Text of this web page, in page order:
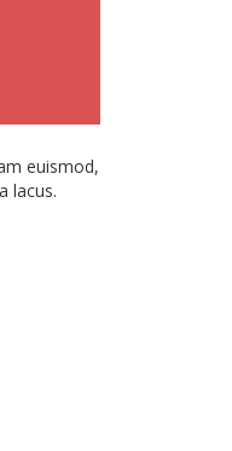
euismod,
lacus.